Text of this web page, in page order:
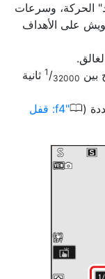
الحركة، وسرعات
على الأهداف
بين
1 ‎/32000
ثانية
(
0
f4: قفل